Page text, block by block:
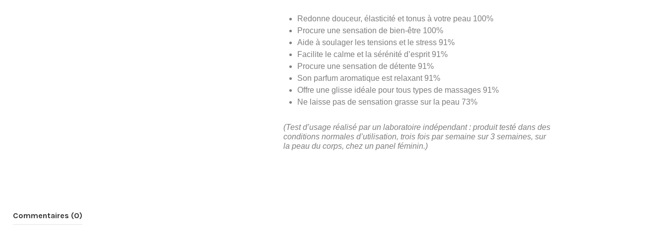
Redonne douceur, élasticité et tonus à votre peau 100%
Procure une sensation de bien-être 100%
Aide à soulager les tensions et le stress 91%
Facilite le calme et la sérénité d’esprit 91%
Procure une sensation de détente 91%
Son parfum aromatique est relaxant 91%
Offre une glisse idéale pour tous types de massages 91%
Ne laisse pas de sensation grasse sur la peau 73%
(Test d’usage réalisé par un laboratoire indépendant : produit testé dans des
conditions normales d’utilisation, trois fois par semaine sur 3 semaines, sur
la peau du corps, chez un panel féminin.)
Commentaires (0)